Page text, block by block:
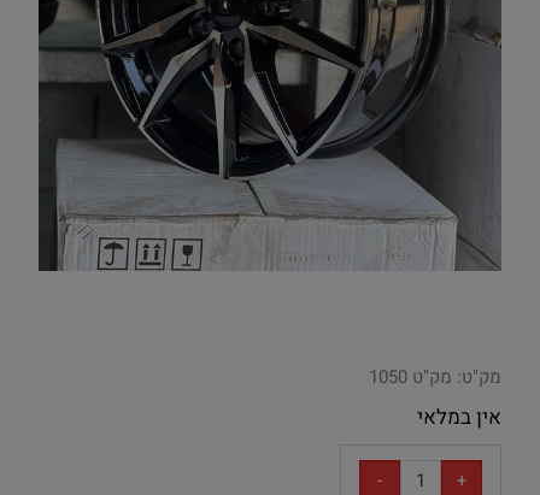
מק"ט: מק"ט 1050
אין במלאי